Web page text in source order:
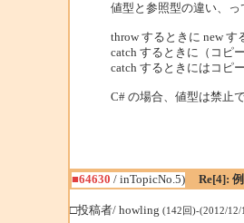
値型と参照型の違い、っ
throw するときに new す
catch するときに（コピ
catch するときにはコピ
C# の場合、値型は禁止
■64630 / inTopicNo.5)
Re[4]:
□投稿者/ howling (142回)-(2012/12/